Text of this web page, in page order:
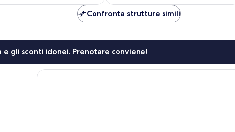
114 €Confronta strutture simili
gli sconti idonei. Prenotare conviene!